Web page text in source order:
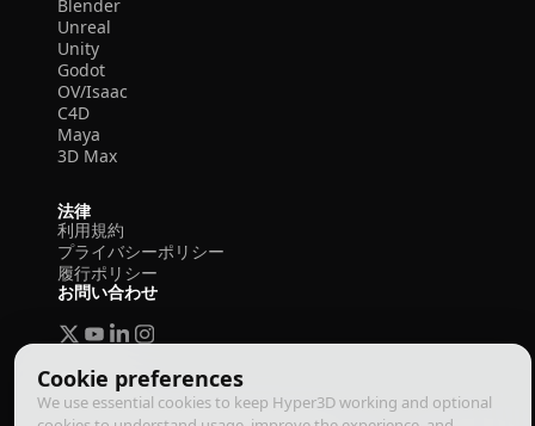
Cookie preferences
We use essential cookies to keep Hyper3D working and optional
Blender
Unreal
Unity
Godot
OV/Isaac
C4D
Maya
3D Max
法律
利用規約
プライバシーポリシー
履行ポリシー
お問い合わせ